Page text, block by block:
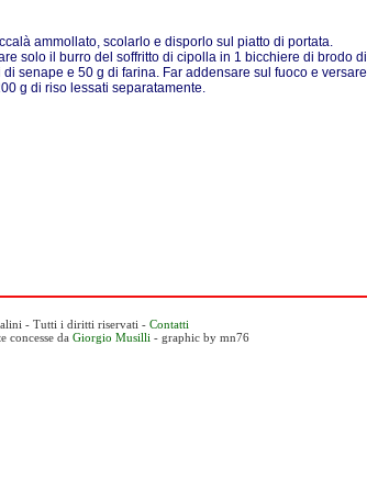
ammollato, scolarlo e disporlo sul piatto di portata.
solo il burro del soffritto di cipolla in 1 bicchiere di brodo di
senape e 50 g di farina. Far addensare sul fuoco e versare
g di riso lessati separatamente.
- Tutti i diritti riservati - Contatti
concesse da Giorgio Musilli - graphic by mn76